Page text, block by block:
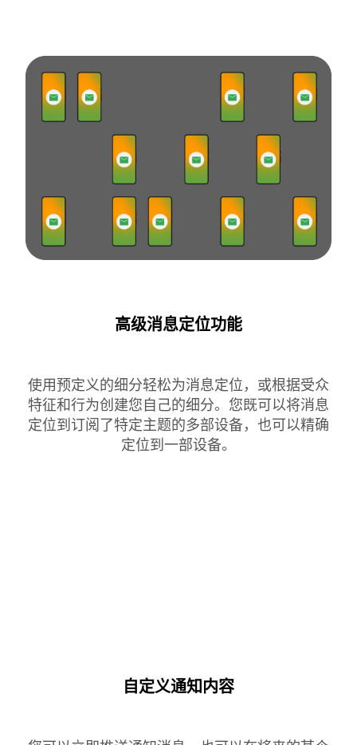
高级消息定位功能
使用预定义的细分轻松为消息定位，或根据受众
特征和行为创建您自己的细分。您既可以将消息
定位到订阅了特定主题的多部设备，也可以精确
定位到一部设备。
自定义通知内容